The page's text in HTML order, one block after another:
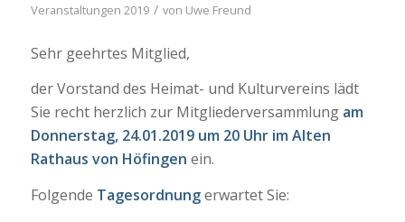
Veranstaltungen 2019 / von Uwe Freund
Sehr geehrtes Mitglied,
der Vorstand des Heimat- und Kulturvereins lädt
Sie recht herzlich zur Mitgliederversammlung am
Donnerstag, 24.01.2019 um 20 Uhr im Alten
Rathaus von Höfingen ein.
Folgende Tagesordnungerwartet Sie: